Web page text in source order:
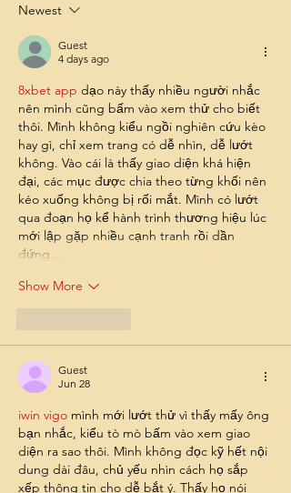
Newest
Guest
4 days ago
8xbet app dạo này thấy nhiều người nhắc
nên mình cũng bấm vào xem thử cho biết
thôi. Mình không kiểu ngồi nghiên cứu kèo
hay gì, chỉ xem trang có dễ nhìn, dễ lướt
không. Vào cái là thấy giao diện khá hiện
đại, các mục được chia theo từng khối nên
kéo xuống không bị rối mắt. Mình có lướt
qua đoạn họ kể hành trình thương hiệu lúc
mới lập gặp nhiều cạnh tranh rồi dần
đứng…
Show More
Guest
Jun 28
iwin vigo mình mới lướt thử vì thấy mấy ông
bạn nhắc, kiểu tò mò bấm vào xem giao
diện ra sao thôi. Mình không đọc kỹ hết nội
dung dài đâu, chủ yếu nhìn cách họ sắp
xếp thông tin cho dễ bắt ý. Thấy họ nói